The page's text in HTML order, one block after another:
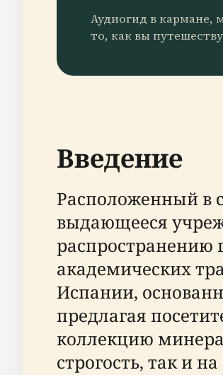
Аудиогид в кармане,
то, как вы
Введение
Расположенный в
выдающееся
распространению
академических
Испании,
предлагая
коллекцию
строгость, так и